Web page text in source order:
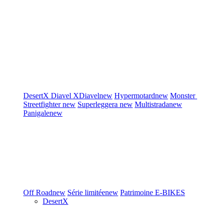
DesertX Diavel XDiavelnew Hypermotardnew Monster
Streetfighternew Superleggera new Multistradanew
Panigalenew
Off Roadnew Série limitéenew Patrimoine E-BIKES
DesertX